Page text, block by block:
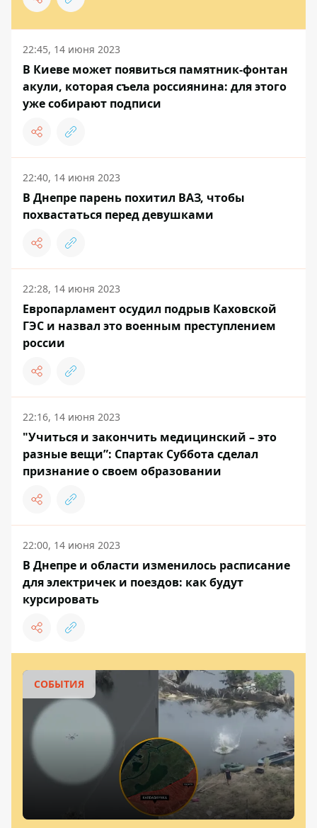
22:45, 14 июня 2023
В Киеве может появиться памятник-фонтан
акули, которая съела россиянина: для этого
уже собирают подписи
22:40, 14 июня 2023
В Днепре парень похитил ВАЗ, чтобы
похвастаться перед девушками
22:28, 14 июня 2023
Европарламент осудил подрыв Каховской
ГЭС и назвал это военным преступлением
россии
22:16, 14 июня 2023
"Учиться и закончить медицинский – это
разные вещи”: Спартак Суббота сделал
признание о своем образовании
22:00, 14 июня 2023
В Днепре и области изменилось расписание
для электричек и поездов: как будут
курсировать
СОБЫТИЯ